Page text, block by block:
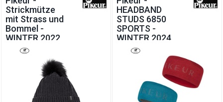
Strickmütze
mit Strass und
Bommel -
WINTER 2022
HEADBAND
STUDS 6850
SPORTS -
WINTER 2024